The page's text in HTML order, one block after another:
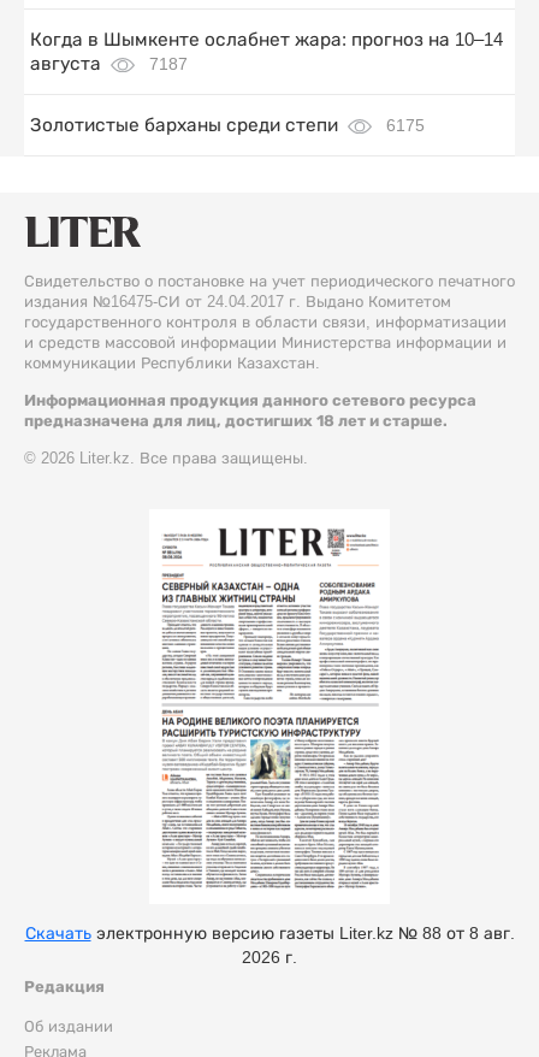
Когда в Шымкенте ослабнет жара: прогноз на 10–14
августа
7187
Золотистые барханы среди степи 6175
Свидетельство о постановке на учет периодического печатного
издания №16475-СИ от 24.04.2017 г. Выдано Комитетом
государственного контроля в области связи, информатизации
и средств массовой информации Министерства информации и
коммуникации Республики Казахстан.
Информационная продукция данного сетевого ресурса
предназначена для лиц, достигших 18 лет и старше.
© 2026 Liter.kz. Все права защищены.
Редакция
Об издании
Реклама
Скачатьэлектронную версию газеты Liter.kz № 88 от 8 авг.
2026 г.